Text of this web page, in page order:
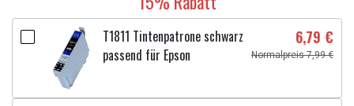
T1811 Tintenpatrone schwarz
passend für Epson
6,79 €
Normalpreis 7,99 €